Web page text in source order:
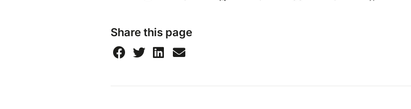
Share this page